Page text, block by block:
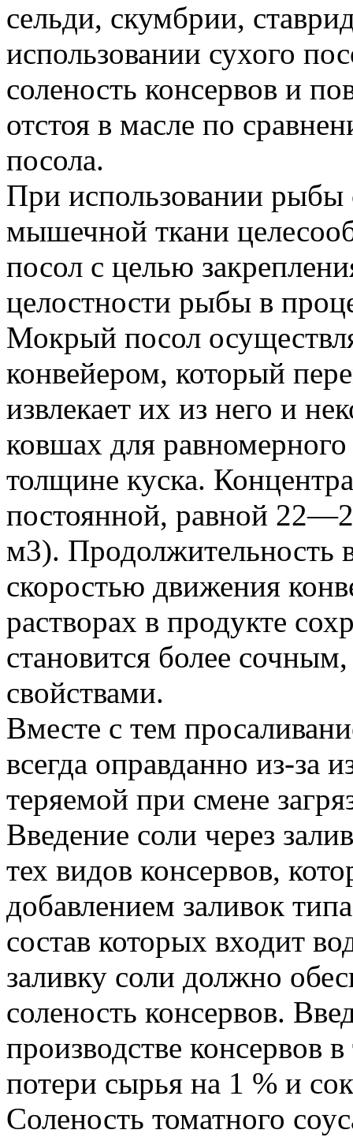
сельди, скумбрии,
использовании сухого
соленость консервов и
отстоя в масле по
посола.
При использовании рыбы
мышечной ткани
посол с целью
целостности рыбы в
Мокрый посол
конвейером, который
извлекает их из него и
ковшах для
толщине куска.
постоянной, равной
м3). Продолжительность
скоростью движения
растворах в продукте
становится более
свойствами.
Вместе с тем
всегда оправданно из-за
теряемой при смене
Введение соли через
тех видов консервов,
добавлением заливок
состав которых входит
заливку соли должно
соленость консервов.
производстве консервов
потери сырья на 1 % и
Соленость томатного